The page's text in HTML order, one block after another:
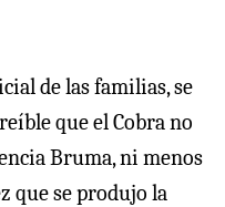
de las familias, se
que el Cobra no
Bruma, ni menos
que se produjo la